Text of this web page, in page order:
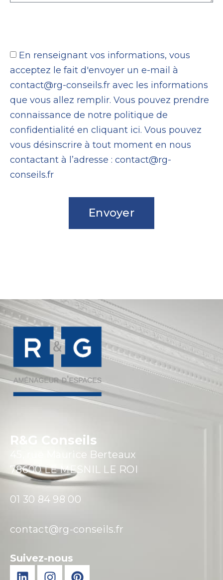
En renseignant vos informations, vous
acceptez le fait d'envoyer un e-mail à
contact@rg-conseils.fr avec les informations
que vous allez remplir. Vous pouvez prendre
connaissance de notre politique de
confidentialité en cliquant ici. Vous pouvez
vous désinscrire à tout moment en nous
contactant à l’adresse : contact@rg-
conseils.fr
Envoyer
R&G Conseils
45, rue Maurice Berteaux
78600 LE MESNIL LE ROI
01 30 84 98 00
contact@rg-conseils.fr
Suivez-nous